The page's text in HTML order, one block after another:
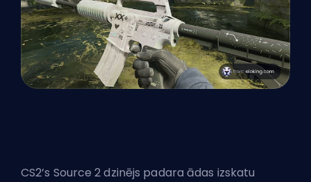
CS2’s Source 2 dzinējs padara ādas izskatu